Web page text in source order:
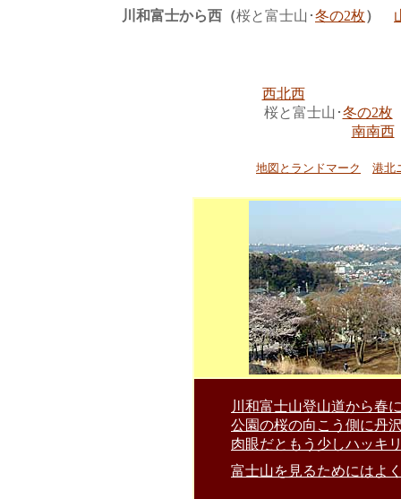
川和富士から西（桜と富士山･冬の2枚）
西北西
桜と富士山･冬の2枚
南南西
地図とランドマーク 港北
川和富士山登山道から春
公園の桜の向こう側に丹
肉眼だともう少しハッキ
富士山を見るためにはよ